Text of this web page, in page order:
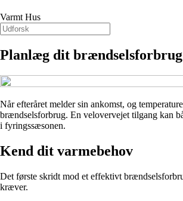
Varmt Hus
Planlæg dit brændselsforbrug
Når efteråret melder sin ankomst, og
brændselsforbrug. En velovervejet tilgang kan
i fyringssæsonen.
Kend dit varmebehov
Det første skridt mod et effektivt
kræver.